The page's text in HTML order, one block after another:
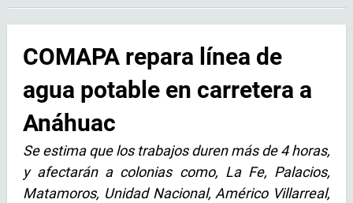
COMAPA repara línea de
agua potable en carretera a
Anáhuac
Se estima que los trabajos duren más de 4 horas,
y afectarán a colonias como, La Fe, Palacios,
Matamoros, Unidad Nacional, Américo Villarreal,